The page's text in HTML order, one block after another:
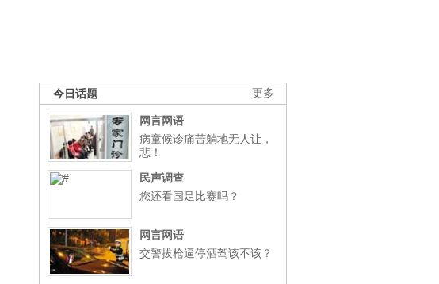
更多
今日话题
网言网语
病童候诊痛苦躺地无人让，
悲！
民声调查
您还看国足比赛吗？
网言网语
交警拔枪逼停酒驾该不该？